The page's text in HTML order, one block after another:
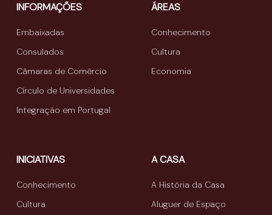
INFORMAÇÕES
Embaixadas
Consulados
Câmaras de Comércio
Círculo de Universidades
Integração em Portugal
ÁREAS
Conhecimento
Cultura
Economia
INICIATIVAS
Conhecimento
Cultura
A CASA
A História da Casa
Aluguer de Espaço